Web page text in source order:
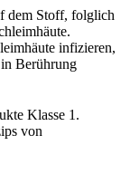
dem Stoff, folglich
infizieren,
Berührung
Klasse 1.
von